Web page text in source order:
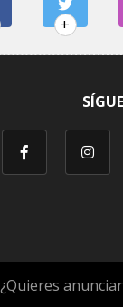
+
¿Quieres